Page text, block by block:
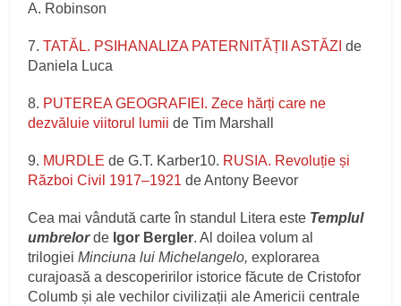
A. Robinson
7.TATĂL. PSIHANALIZA PATERNITĂȚII ASTĂZI de
Daniela Luca
8. PUTEREA GEOGRAFIEI. Zece hărți care ne
dezvăluie viitorul lumiide Tim Marshall
9. MURDLE de G.T. Karber10. RUSIA. Revoluție și
Război Civil 1917–1921 de Antony Beevor
Cea mai vândută carte în standul Litera este Templul
umbrelor de Igor Bergler. Al doilea volum al
trilogieiMinciuna lui Michelangelo,explorarea
curajoasă a descoperirilor istorice făcute de Cristofor
Columb și ale vechilor civilizații ale Americii centrale